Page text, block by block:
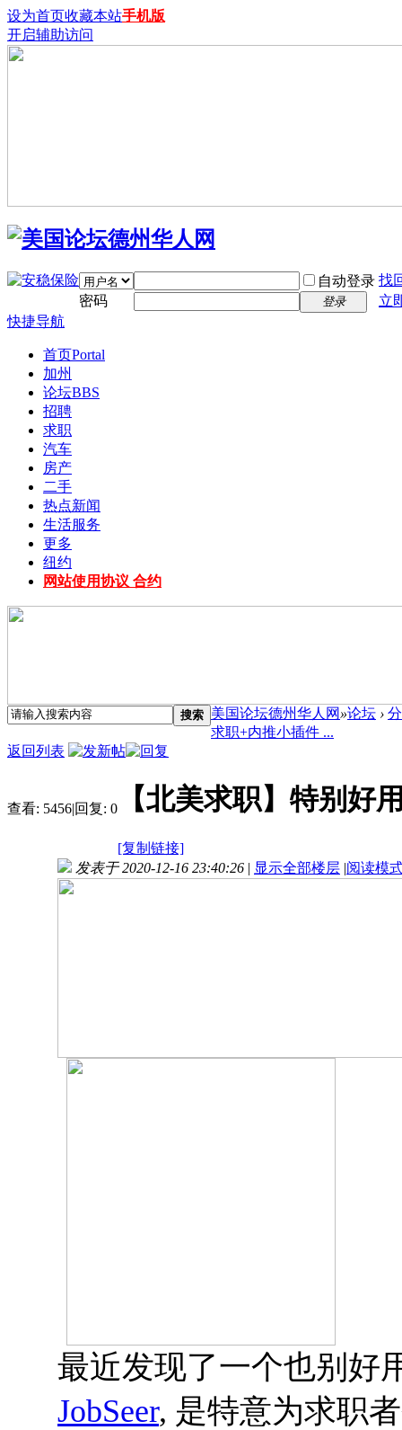
设为首页收藏本站手机版
开启辅助访问
自动登录 找
密码
登录
立
快捷导航
首页Portal
加州
论坛BBS
招聘
求职
汽车
房产
二手
热点新闻
生活服务
更多
纽约
网站使用协议 合约
搜索 美国论坛德州华人网 »论坛 ›
求职+内推小插件 ...
返回列表
查看: 5456|回复: 0 【北美求职】特别好
[复制链接]
发表于 2020-12-16 23:40:26 | 显示全部楼层 |阅读模
最近发现了一个也别好
JobSeer, 是特意为求职